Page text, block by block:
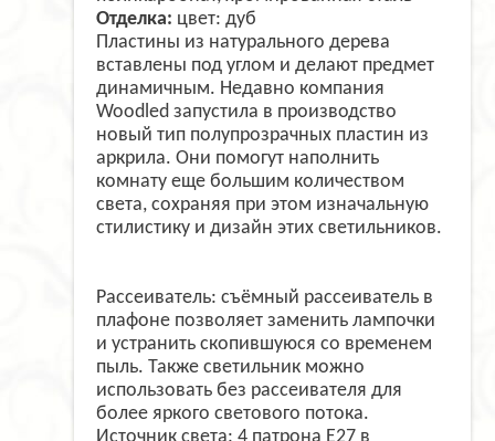
Отделка: цвет: дуб
Пластины из натурального дерева
вставлены под углом и делают предмет
динамичным. Недавно компания
Woodled запустила в производство
новый тип полупрозрачных пластин из
аркрила. Они помогут наполнить
комнату еще большим количеством
света, сохраняя при этом изначальную
стилистику и дизайн этих светильников.
Рассеиватель: съёмный рассеиватель в
плафоне позволяет заменить лампочки
и устранить скопившуюся со временем
пыль. Также светильник можно
использовать без рассеивателя для
более яркого светового потока.